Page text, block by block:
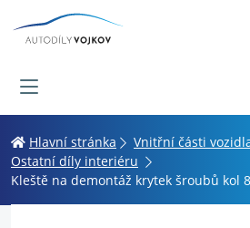
Hlavní stránka
Vnitřní části
Ostatní díly interiéru
Kleště na demontáž krytek šroubů kol